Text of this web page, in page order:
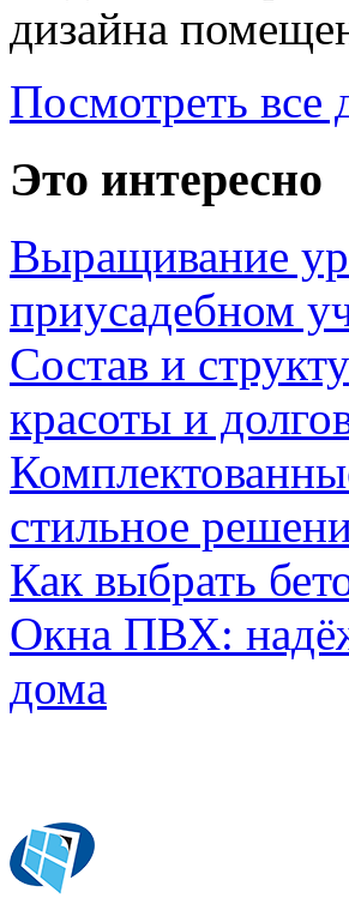
дизайна
Посмотреть все
Это интересно
Выращивание
приусадебном
Состав и
красоты и
стильное
Как выбрать
Окна ПВХ:
дома